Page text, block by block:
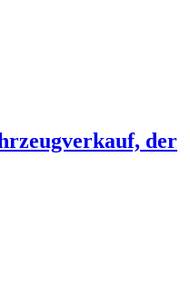
der